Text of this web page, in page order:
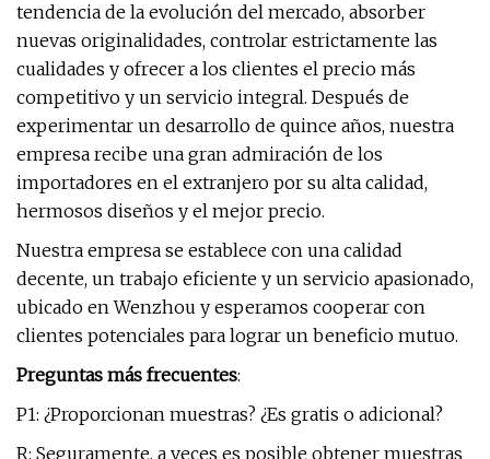
tendencia de la evolución del mercado, absorber
nuevas originalidades, controlar estrictamente las
cualidades y ofrecer a los clientes el precio más
competitivo y un servicio integral. Después de
experimentar un desarrollo de quince años, nuestra
empresa recibe una gran admiración de los
importadores en el extranjero por su alta calidad,
hermosos diseños y el mejor precio.
Nuestra empresa se establece con una calidad
decente, un trabajo eficiente y un servicio apasionado,
ubicado en Wenzhou y esperamos cooperar con
clientes potenciales para lograr un beneficio mutuo.
Preguntas más frecuentes:
P1: ¿Proporcionan muestras? ¿Es gratis o adicional?
R: Seguramente, a veces es posible obtener muestras